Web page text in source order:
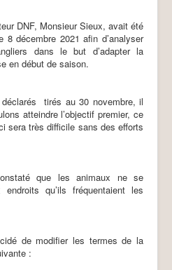
26
26
26
25-26
26
DNF, Monsieur Sieux, avait été
décembre 2021 afin d’analyser
dans le but d’adapter la
en début de saison.
tirés au 30 novembre, il
atteindre l’objectif premier, ce
sera très difficile sans des efforts
que les animaux ne se
qu’ils fréquentaient les
de modifier les termes de la
: